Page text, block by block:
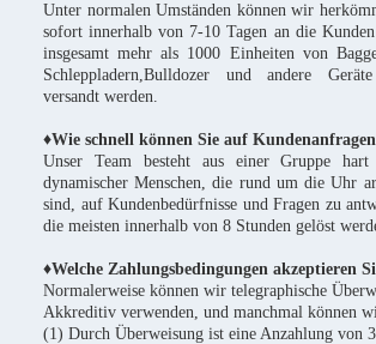
Unter normalen Umständen können wir
sofort innerhalb von 7-10 Tagen an die
insgesamt mehr als 1000 Einheiten von
Schleppladern,Bulldozer und andere
versandt werden.
♦Wie schnell können Sie auf
Unser Team besteht aus einer Gruppe hart
dynamischer Menschen, die rund um die Uhr
sind, auf Kundenbedürfnisse und Fragen zu
die meisten innerhalb von 8 Stunden gelöst
♦Welche Zahlungsbedingungen akzeptieren
Normalerweise können wir telegraphische
Akkreditiv verwenden, und manchmal können
(1) Durch Überweisung ist eine Anzahlung von